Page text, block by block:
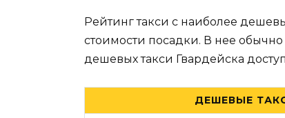
Рейтинг такси с наиболее
стоимости посадки. В нее
дешевых такси Гвардейска
ДЕШЕВЫЕ